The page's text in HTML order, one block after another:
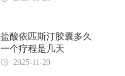
盐酸依匹斯汀胶囊多久
一个疗程是几天
2025-11-20